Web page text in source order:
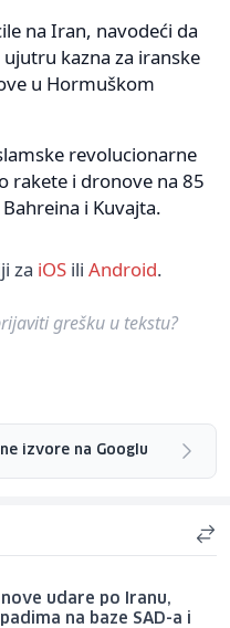
na Iran, navodeći da
kazna za iranske
u Hormuškom
revolucionarne
rakete i dronove na 85
i Kuvajta.
za iOS ili Android.
grešku u tekstu?
izvore na Googlu
udare po Iranu,
na baze SAD-a i